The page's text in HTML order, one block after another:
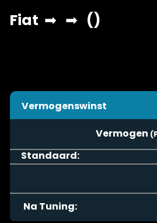
Vermogenswinst
Vermogen
Standaard:
Na Tuning: